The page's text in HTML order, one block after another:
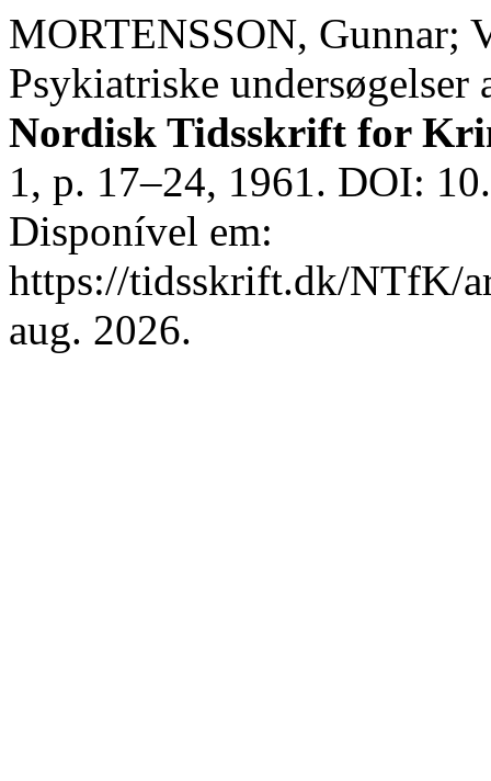
MORTENSSON, Gunnar;
Psykiatriske
Nordisk Tidsskrift for
1, p. 17–24, 1961. DOI:
Disponível em:
https://tidsskrift.dk/NTfK/
aug. 2026.